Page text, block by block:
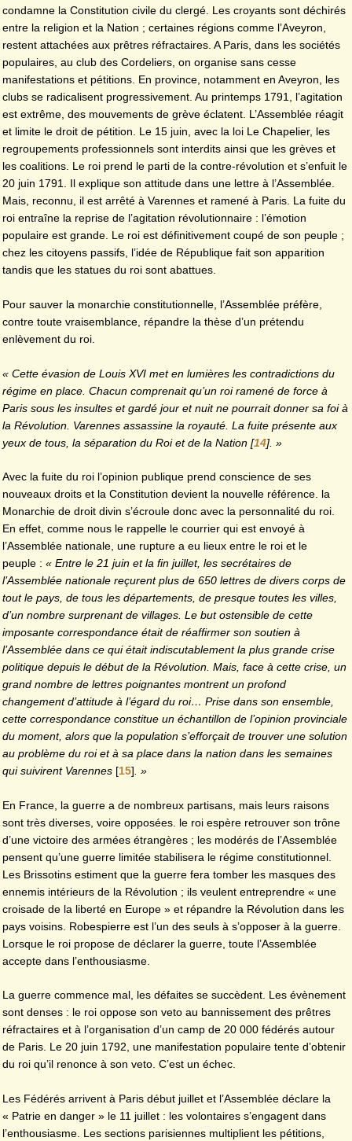
condamne la Constitution civile du clergé. Les croyants sont déchirés
entre la religion et la Nation ; certaines régions comme l’Aveyron,
restent attachées aux prêtres réfractaires. A Paris, dans les sociétés
populaires, au club des Cordeliers, on organise sans cesse
manifestations et pétitions. En province, notamment en Aveyron, les
clubs se radicalisent progressivement. Au printemps 1791, l’agitation
est extrême, des mouvements de grève éclatent. L’Assemblée réagit
et limite le droit de pétition. Le 15 juin, avec la loi Le Chapelier, les
regroupements professionnels sont interdits ainsi que les grèves et
les coalitions. Le roi prend le parti de la contre-révolution et s’enfuit le
20 juin 1791. Il explique son attitude dans une lettre à l’Assemblée.
Mais, reconnu, il est arrêté à Varennes et ramené à Paris. La fuite du
roi entraîne la reprise de l’agitation révolutionnaire : l’émotion
populaire est grande. Le roi est définitivement coupé de son peuple ;
chez les citoyens passifs, l’idée de République fait son apparition
tandis que les statues du roi sont abattues.
Pour sauver la monarchie constitutionnelle, l’Assemblée préfère,
contre toute vraisemblance, répandre la thèse d’un prétendu
enlèvement du roi.
« Cette évasion de Louis XVI met en lumières les contradictions du
régime en place. Chacun comprenait qu’un roi ramené de force à
Paris sous les insultes et gardé jour et nuit ne pourrait donner sa foi à
la Révolution. Varennes assassine la royauté. La fuite présente aux
yeux de tous, la séparation du Roi et de la Nation [14] . »
Avec la fuite du roi l’opinion publique prend conscience de ses
nouveaux droits et la Constitution devient la nouvelle référence. la
Monarchie de droit divin s’écroule donc avec la personnalité du roi.
En effet, comme nous le rappelle le courrier qui est envoyé à
l’Assemblée nationale, une rupture a eu lieux entre le roi et le
peuple : « Entre le 21 juin et la fin juillet, les secrétaires de
l’Assemblée nationale reçurent plus de 650 lettres de divers corps de
tout le pays, de tous les départements, de presque toutes les villes,
d’un nombre surprenant de villages. Le but ostensible de cette
imposante correspondance était de réaffirmer son soutien à
l’Assemblée dans ce qui était indiscutablement la plus grande crise
politique depuis le début de la Révolution. Mais, face à cette crise, un
grand nombre de lettres poignantes montrent un profond
changement d’attitude à l’égard du roi… Prise dans son ensemble,
cette correspondance constitue un échantillon de l’opinion provinciale
du moment, alors que la population s’efforçait de trouver une solution
au problème du roi et à sa place dans la nation dans les semaines
qui suivirent Varennes [15]. »
En France, la guerre a de nombreux partisans, mais leurs raisons
sont très diverses, voire opposées. le roi espère retrouver son trône
d’une victoire des armées étrangères ; les modérés de l’Assemblée
pensent qu’une guerre limitée stabilisera le régime constitutionnel.
Les Brissotins estiment que la guerre fera tomber les masques des
ennemis intérieurs de la Révolution ; ils veulent entreprendre « une
croisade de la liberté en Europe » et répandre la Révolution dans les
pays voisins. Robespierre est l’un des seuls à s’opposer à la guerre.
Lorsque le roi propose de déclarer la guerre, toute l’Assemblée
accepte dans l’enthousiasme.
La guerre commence mal, les défaites se succèdent. Les évènement
sont denses : le roi oppose son veto au bannissement des prêtres
réfractaires et à l’organisation d’un camp de 20 000 fédérés autour
de Paris. Le 20 juin 1792, une manifestation populaire tente d’obtenir
du roi qu’il renonce à son veto. C’est un échec.
Les Fédérés arrivent à Paris début juillet et l’Assemblée déclare la
« Patrie en danger » le 11 juillet : les volontaires s’engagent dans
l’enthousiasme. Les sections parisiennes multiplient les pétitions,